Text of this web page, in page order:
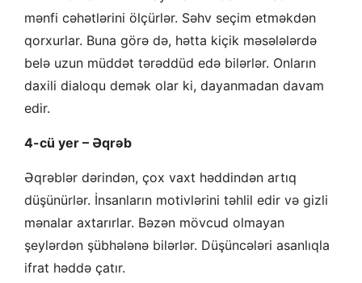
mənfi cəhətlərini ölçürlər. Səhv seçim etməkdən
qorxurlar. Buna görə də, hətta kiçik məsələlərdə
belə uzun müddət tərəddüd edə bilərlər. Onların
daxili dialoqu demək olar ki, dayanmadan davam
edir.
4-cü yer – Əqrəb
Əqrəblər dərindən, çox vaxt həddindən artıq
düşünürlər. İnsanların motivlərini təhlil edir və gizli
mənalar axtarırlar. Bəzən mövcud olmayan
şeylərdən şübhələnə bilərlər. Düşüncələri asanlıqla
ifrat həddə çatır.